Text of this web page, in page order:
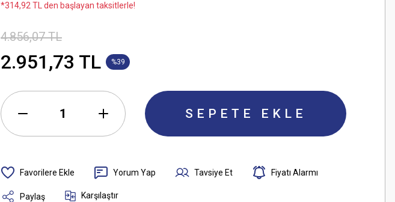
*314,92 TL den başlayan taksitlerle!
4.856,07 TL
2.951,73 TL %39
SEPETE EKLE
Yorum Yap Tavsiye Et Fiyatı Alarmı
Paylaş Karşılaştır